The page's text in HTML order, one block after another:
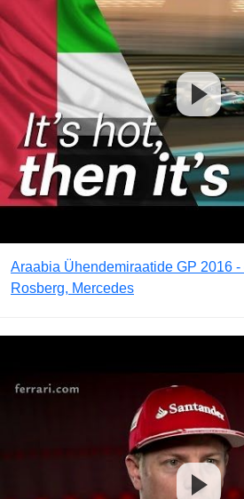
Araabia Ühendemiraatide GP 2016
Rosberg, Mercedes